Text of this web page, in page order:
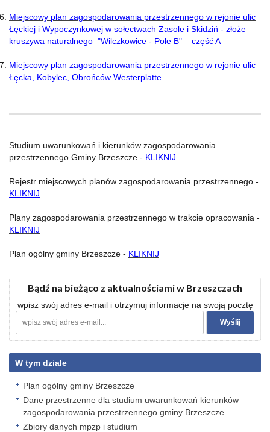
Miejscowy plan zagospodarowania przestrzennego w rejonie ulic
Łęckiej i Wypoczynkowej w sołectwach Zasole i Skidziń - złoże
kruszywa naturalnego "Wilczkowice - Pole B" – część A
Miejscowy plan zagospodarowania przestrzennego w rejonie ulic
Łęcka, Kobylec, Obrońców Westerplatte
Studium uwarunkowań i kierunków zagospodarowania
przestrzennego Gminy Brzeszcze - KLIKNIJ
Rejestr miejscowych planów zagospodarowania przestrzennego -
KLIKNIJ
Plany zagospodarowania przestrzennego w trakcie opracowania -
KLIKNIJ
Plan ogólny gminy Brzeszcze - KLIKNIJ
Bądź na bieżąco z aktualnościami w Brzeszczach
wpisz swój adres e-mail i otrzymuj informacje na swoją pocztę
W tym dziale
Plan ogólny gminy Brzeszcze
Dane przestrzenne dla studium uwarunkowań kierunków
zagospodarowania przestrzennego gminy Brzeszcze
Zbiory danych mpzp i studium